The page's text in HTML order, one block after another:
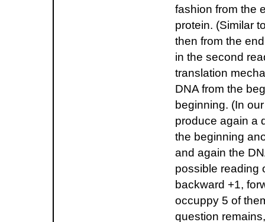
fashion from the
protein. (Similar
then from the
in the second
translation
DNA from the
beginning. (In
produce again a
the beginning
and again the
possible reading
backward +1,
occuppy 5 of
question